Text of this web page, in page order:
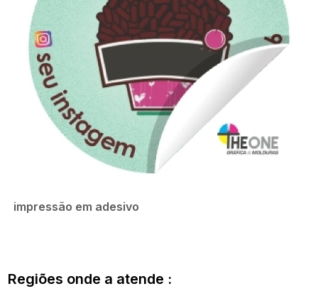
impressão em adesivo
Regiões onde a atende :